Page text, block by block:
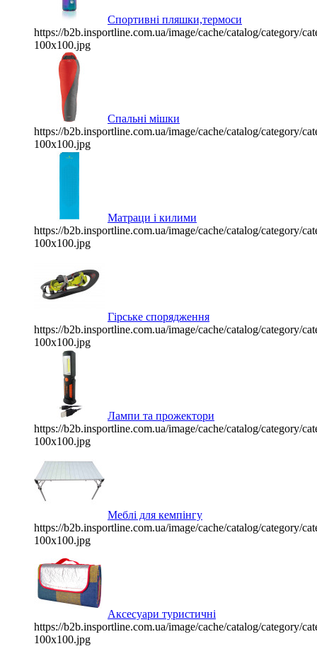
Спортивні пляшки,термоси
https://b2b.insportline.com.ua/image/cache/catalog/category/
100x100.jpg
Спальні мішки
https://b2b.insportline.com.ua/image/cache/catalog/category/
100x100.jpg
Матраци і килими
https://b2b.insportline.com.ua/image/cache/catalog/category/
100x100.jpg
Гірське спорядження
https://b2b.insportline.com.ua/image/cache/catalog/category/
100x100.jpg
Лампи та прожектори
https://b2b.insportline.com.ua/image/cache/catalog/category/
100x100.jpg
Меблі для кемпінгу
https://b2b.insportline.com.ua/image/cache/catalog/category/
100x100.jpg
Аксесуари туристичні
https://b2b.insportline.com.ua/image/cache/catalog/category/
100x100.jpg